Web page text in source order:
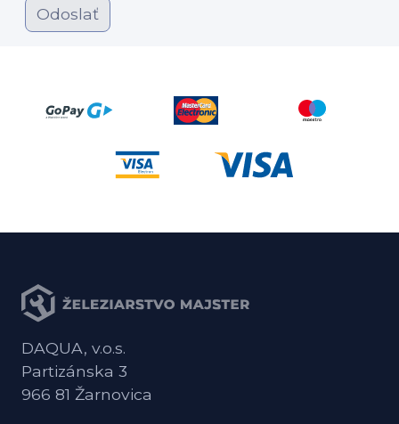
Odoslať
DAQUA, v.o.s.
Partizánska 3
966 81 Žarnovica